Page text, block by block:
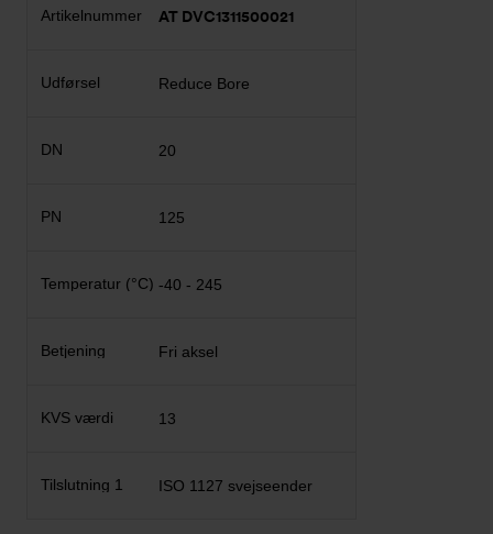
AT DVC1311500021
Reduce Bore
20
125
-40 - 245
Fri aksel
13
ISO 1127 svejseender